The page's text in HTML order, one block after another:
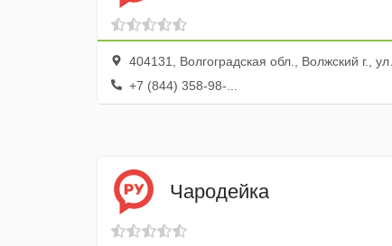
404131, Волгоградская обл., Волжский г., ул. Дружбы, 83а
+7 (844) 358-98-...
Чародейка